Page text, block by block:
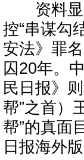
资料显
控“串谋勾
安法》罪
囚20年。
民日报》
帮”之首）
帮”的真面
日报海外